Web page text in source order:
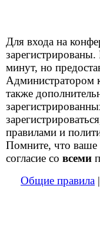
Для входа на
зарегистрированы.
минут, но
Администратором
также
правилами и
Помните, что ваше
согласие со всеми
Общие правила |